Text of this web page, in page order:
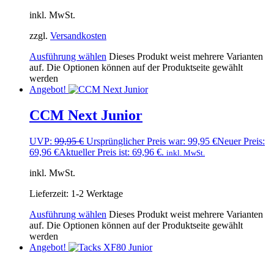
inkl. MwSt.
zzgl. Versandkosten
Ausführung wählen Dieses Produkt weist mehrere Varianten
auf. Die Optionen können auf der Produktseite gewählt
werden
Angebot!
CCM Next Junior
UVP: 99,95€ Ursprünglicher Preis war: 99,95 €Neuer Preis:
69,96 €Aktueller Preis ist: 69,96 €. inkl. MwSt.
inkl. MwSt.
Lieferzeit: 1-2 Werktage
Ausführung wählen Dieses Produkt weist mehrere Varianten
auf. Die Optionen können auf der Produktseite gewählt
werden
Angebot!